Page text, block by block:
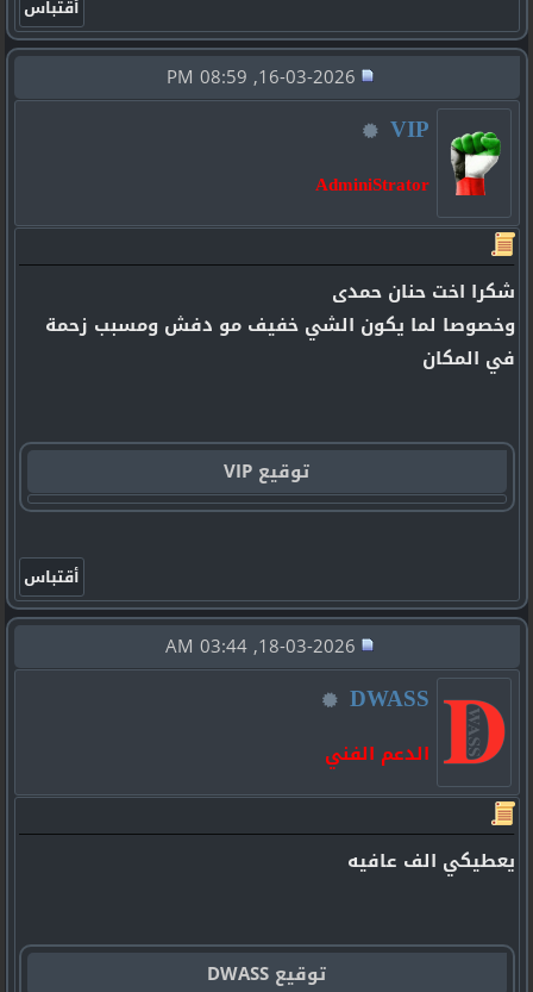
VIP
AdminiStrator
شكرا اخت حنان حمدى
وخصوصا لما يكون الشي خفيف مو دفش ومسبب زحمة
في المكان
توقيع VIP
DWASS
الدعم الفني
يعطيكي الف عافيه
توقيع DWASS